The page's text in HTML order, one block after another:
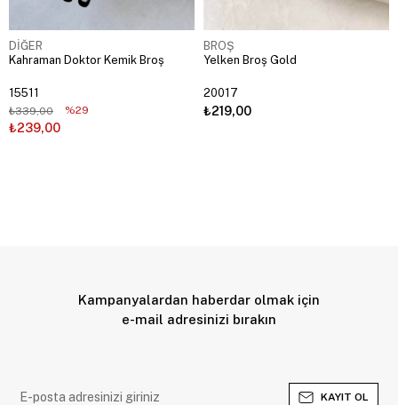
DİĞER
Kahraman Doktor Kemik Broş
15511
₺239,00
₺339,00 %29
BROŞ
Yelken Broş Gold
20017
₺219,00
Kampanyalardan haberdar olmak için
e-mail adresinizi bırakın
KAYIT OL